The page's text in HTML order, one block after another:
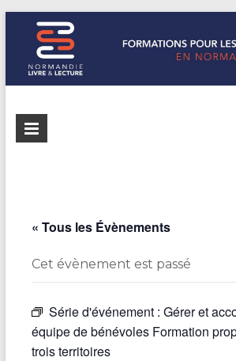
Formations
Normandie
Normandie
Livre &
bibliothèques
« Tous les Évènements
Cet évènement est passé
Série d'événement : Gérer et
équipe de bénévoles Formation
trois territoires